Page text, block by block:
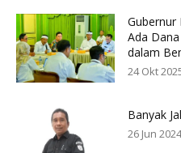
Gubernur
Ada
dalam
24 Okt
Banyak
26 Jun